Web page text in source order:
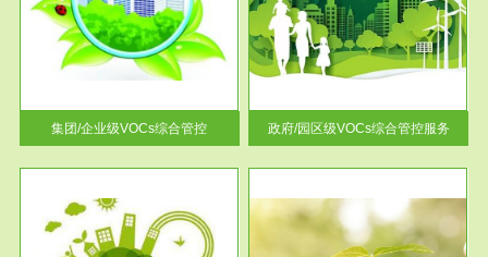
集团/企业级VOCs综合管控
政府/园区级VOCs综合管控服务
根据《石化行业挥发性有机物综
合整治方案》文件要求，到2017
年，全...
政府/园区级VOCs综合管控服务
服务范围